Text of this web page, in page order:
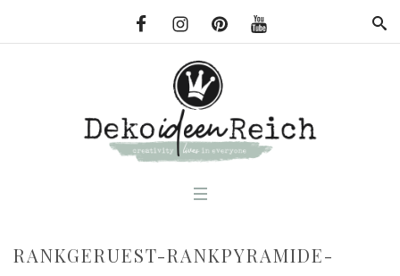
RANKGERUEST-RANKPYRAMIDE-